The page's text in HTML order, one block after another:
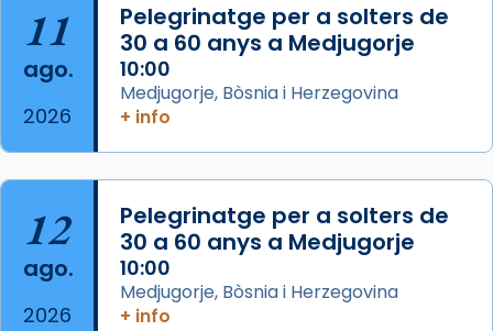
View on Facebook · Share
Arquebisbat de Barcelona
2 weeks ago
Acompanyant la història de sant Cugat, a
partir de l’Edat Mitjana sorgeix la tradició
que les santes Juliana (“relatiu a Júlia”) i
Semproniana (“relatiu a Semprònia =
eterna”) són deixebles seves. I l’any 1667, el
11
ago.
2026
Pelegrinatge per a solters de
30 a 60 anys a Medjugorje
10:00
Medjugorje, Bòsnia i Herzegovina
+ info
12
ago.
2026
Pelegrinatge per a solters de
30 a 60 anys a Medjugorje
10:00
Medjugorje, Bòsnia i Herzegovina
+ info